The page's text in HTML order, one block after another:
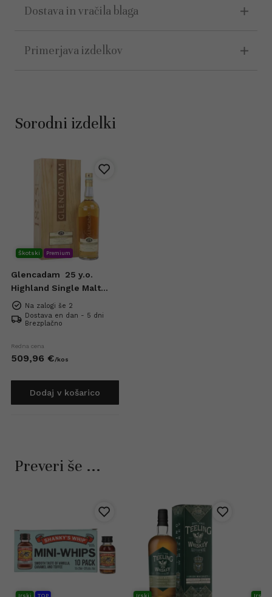
Dostava in vračila blaga
Primerjava izdelkov
Sorodni izdelki
Škotski Premium
Glencadam
25 y.o.
Highland Single Malt
Scotch Whisky 0,7l
Na zalogi še 2
Dostava en dan - 5 dni
Brezplačno
Redna cena
509,96 €/kos
Dodaj v košarico
Preveri še ...